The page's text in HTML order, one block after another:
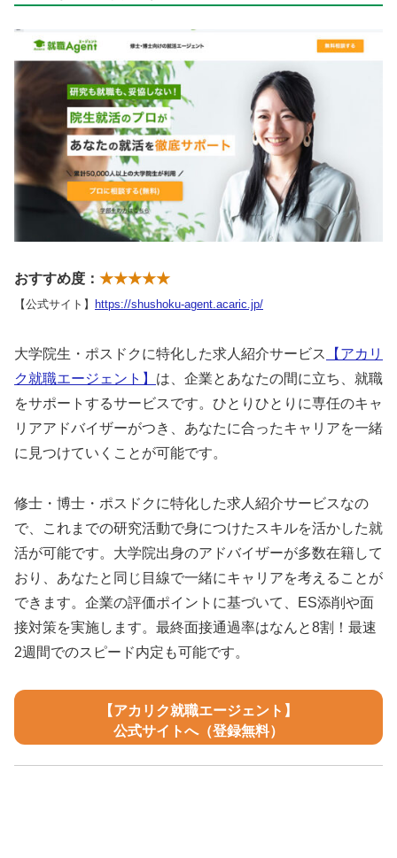
おすすめ度： ★★★★★
【公式サイト】 https://shushoku-agent.acaric.jp/
大学院生・ポスドクに特化した求人紹介サービス
【アカリ
ク就職エージェント】 は、企業とあなたの間に立ち、就職
をサポートするサービスです。ひとりひとりに専任のキャ
リアアドバイザーがつき、あなたに合ったキャリアを一緒
に見つけていくことが可能です。
修士・博士・ポスドクに特化した求人紹介サービスなの
で、これまでの研究活動で身につけたスキルを活かした就
活が可能です。大学院出身のアドバイザーが多数在籍して
おり、あなたと同じ目線で一緒にキャリアを考えることが
できます。企業の評価ポイントに基づいて、ES添削や面
接対策を実施します。最終面接通過率はなんと8割！最速
2週間でのスピード内定も可能です。
【アカリク就職エージェント】
公式サイトへ（登録無料）